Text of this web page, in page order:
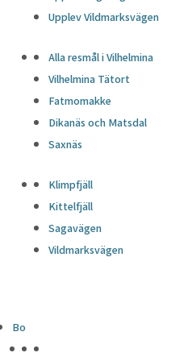
Upplev Vildmarksvägen
Alla resmål i Vilhelmina
Vilhelmina Tätort
Fatmomakke
Dikanäs och Matsdal
Saxnäs
Klimpfjäll
Kittelfjäll
Sagavägen
Vildmarksvägen
Bo